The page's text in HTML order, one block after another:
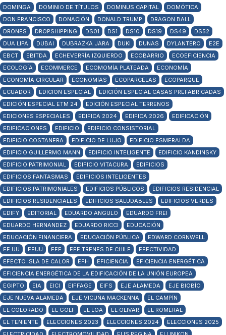
DOMINGA
DOMINIO DE TÍTULOS DOMINUS CAPITAL
DOMÓTICA
DON FRANCISCO
DONACIÓN DONALD TRUMP
DRAGON BALL
DRONES
DROPSHIPPING DS01 DS1 DS10 DS19 DS49
DS52
DUA LIPA
DUBAI DUBRAZKA JARA DUKI DUNAS DYLANTERO
E2E
EBCT
EBITDA ECHEVERRÍA IZQUIERDO ECOBARRIO
ECOEFICIENCIA
ECOLOGÍA
ECOMMERCE ECOMOMÍA PLATEADA
ECONOMÍA
ECONOMÍA CIRCULAR
ECONOMÍAS ECOPARCELAS
ECOPARQUE
ECUADOR
EDICION ESPECIAL
EDICIÓN ESPECIAL CASAS PREFABRICADAS
EDICIÓN ESPECIAL ETM 24
EDICIÓN ESPECIAL TERRENOS
EDICIONES ESPECIALES
EDIFICA 2024 EDIFICA 2026
EDIFICACIÓN
EDIFICACIONES
EDIFICIO
EDIFICIO CONSISTORIAL
EDIFICIO COSTANERA
EDIFICIO DE LUJO
EDIFICIO ESMERALDA
EDIFICIO GUILLERMO MANN
EDIFICIO INTELIGENTE
EDIFICIO KANDINSKY
EDIFICIO PATRIMONIAL
EDIFICIO VITACURA
EDIFICIOS
EDIFICIOS FANTASMAS
EDIFICIOS INTELIGENTES
EDIFICIOS PATRIMONIALES
EDIFICIOS PÚBLICOS
EDIFICIOS RESIDENCIAL
EDIFICIOS RESIDENCIALES
EDIFICIOS SALUDABLES
EDIFICIOS VERDES
EDIFY
EDITORIAL EDUARDO ANGULO
EDUARDO FREI
EDUARDO HERNANDEZ
EDUARDO RICCI
EDUCACIÓN
EDUCACIÓN FINANCIERA
EDUCACIÓN PÚBLICA
EDWARD CORNWELL
EE.UU
EEUU EFE EFE TRENES DE CHILE
EFECTIVIDAD
EFECTO ISLA DE CALOR
EFH EFICIENCIA
EFICIENCIA ENERGÉTICA
EFICIENCIA ENERGÉTICA DE LA EDIFICACIÓN DE LA UNIÓN EUROPEA
EGIPTO
EIA EICI EIFFAGE EIFS EJE ALAMEDA
EJE BIOBÍO
EJE NUEVA ALAMEDA
EJE VICUÑA MACKENNA
EL CAMPÍN
EL COLORADO
EL GOLF EL LOA EL OLIVAR
EL ROMERAL
EL TENIENTE
ELECCIONES 2023 ELECCIONES 2024
ELECCIONES 2025